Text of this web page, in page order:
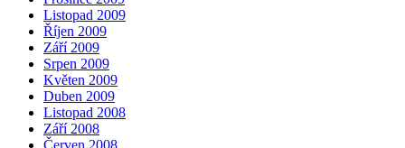
Listopad 2009
Říjen 2009
Září 2009
Srpen 2009
Květen 2009
Duben 2009
Listopad 2008
Září 2008
Červen 2008